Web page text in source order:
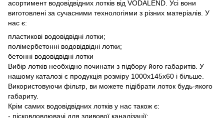
асортимент водовідвідних лотків від VODALEND. Усі вони
виготовлені за сучасними технологіями з різних матеріалів. У
нас є:
пластикові водовідвідні лотки;
полімербетонні водовідвідні лотки;
бетонні водовідвідні лотки
Вибір лотків необхідно починати з підбору його габаритів. У
нашому каталозі є продукція розміру 1000x145x60 і більше.
Використовуючи фільтр, ви можете підібрати лоток будь-якого
габариту.
Крім самих водовідвідних лотків у нас також є:
- пісковловлювачі для зливової каналізації;